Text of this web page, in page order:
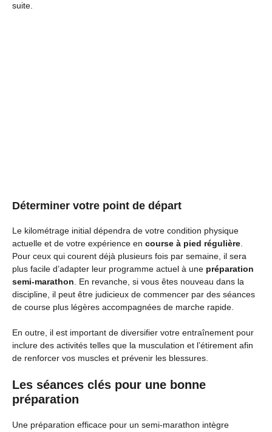
suite.
Déterminer votre point de départ
Le kilométrage initial dépendra de votre condition physique
actuelle et de votre expérience en course à pied régulière
Pour ceux qui courent déjà plusieurs fois par semaine, il sera
plus facile d’adapter leur programme actuel à une préparation
semi-marathon . En revanche, si vous êtes nouveau dans la
discipline, il peut être judicieux de commencer par des séances
de course plus légères accompagnées de marche rapide.
En outre, il est important de diversifier votre entraînement pour
inclure des activités telles que la musculation et l’étirement afin
de renforcer vos muscles et prévenir les blessures.
Les séances clés pour une bonne
préparation
Une préparation efficace pour un semi-marathon intègre